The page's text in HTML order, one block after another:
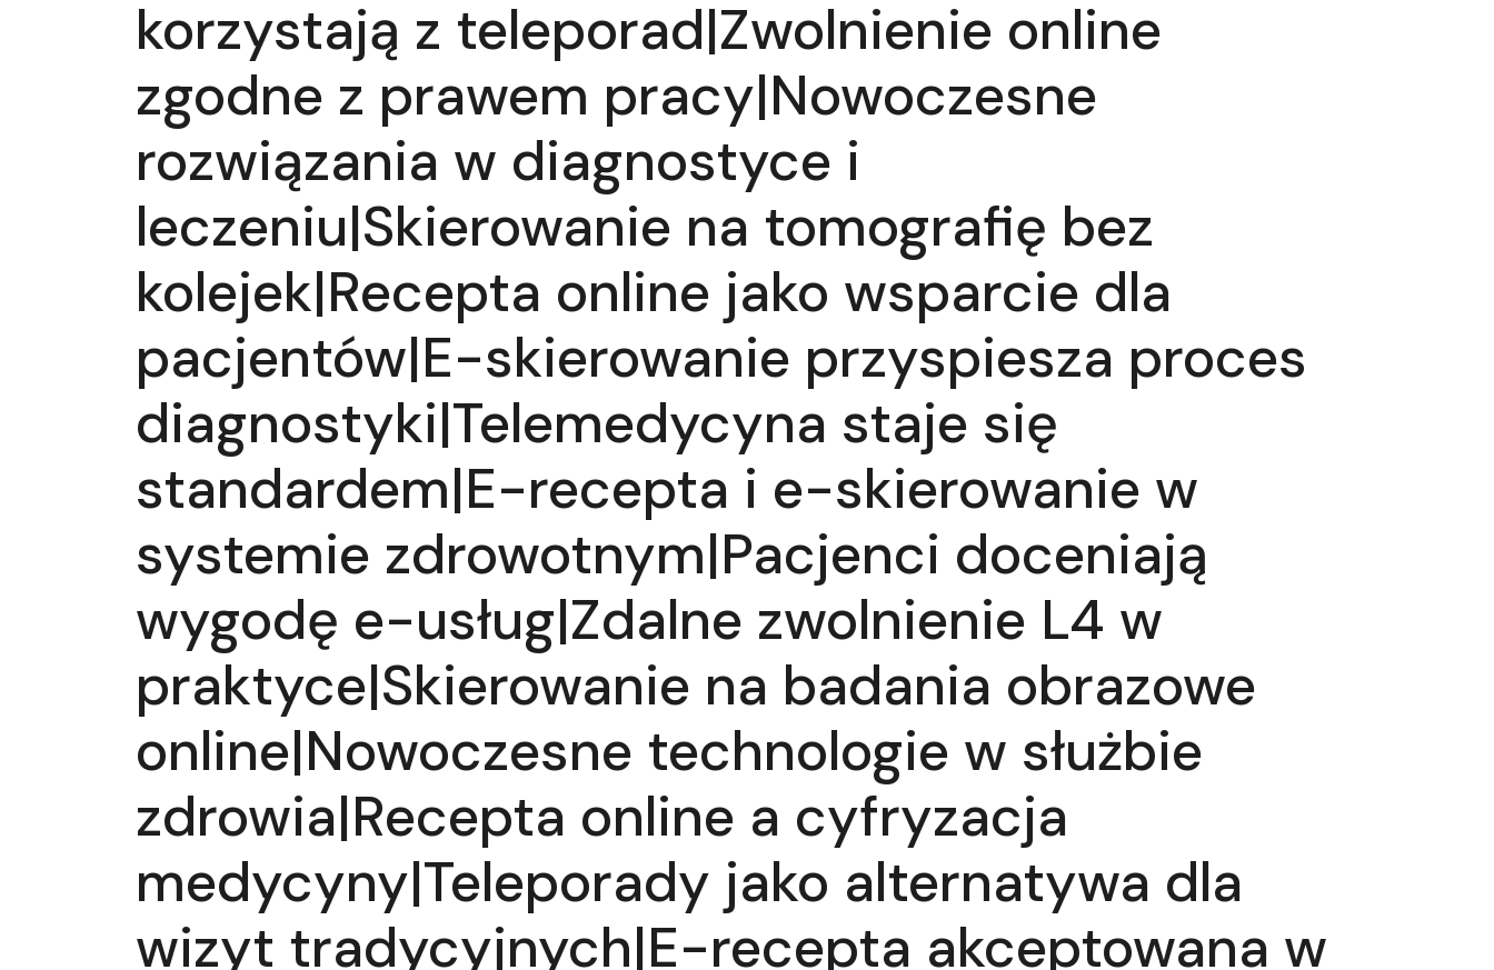
korzystają z teleporad|Zwolnienie online
zgodne z prawem pracy|Nowoczesne
rozwiązania w diagnostyce i
leczeniu|Skierowanie na tomografię bez
kolejek|Recepta online jako wsparcie dla
pacjentów|E-skierowanie przyspiesza proces
diagnostyki|Telemedycyna staje się
standardem|E-recepta i e-skierowanie w
systemie zdrowotnym|Pacjenci doceniają
wygodę e-usług|Zdalne zwolnienie L4 w
praktyce|Skierowanie na badania obrazowe
online|Nowoczesne technologie w służbie
zdrowia|Recepta online a cyfryzacja
medycyny|Teleporady jako alternatywa dla
wizyt tradycyjnych|E-recepta akceptowana w